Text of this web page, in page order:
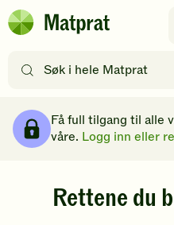
Hopp til hovedinnhold
Matprat
etter
filtre
Få full tilgang til alle
våre. Logg inn eller
Rettene du